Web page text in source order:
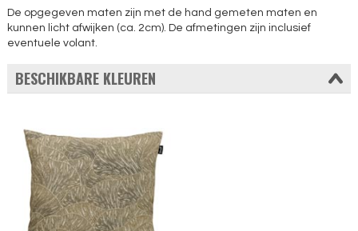
De opgegeven maten zijn met de hand gemeten maten en
kunnen licht afwijken (ca. 2cm). De afmetingen zijn inclusief
eventuele volant.
BESCHIKBARE KLEUREN